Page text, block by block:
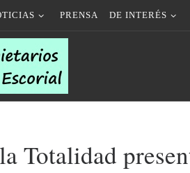
PRENSA DE INTERÉS
Totalidad